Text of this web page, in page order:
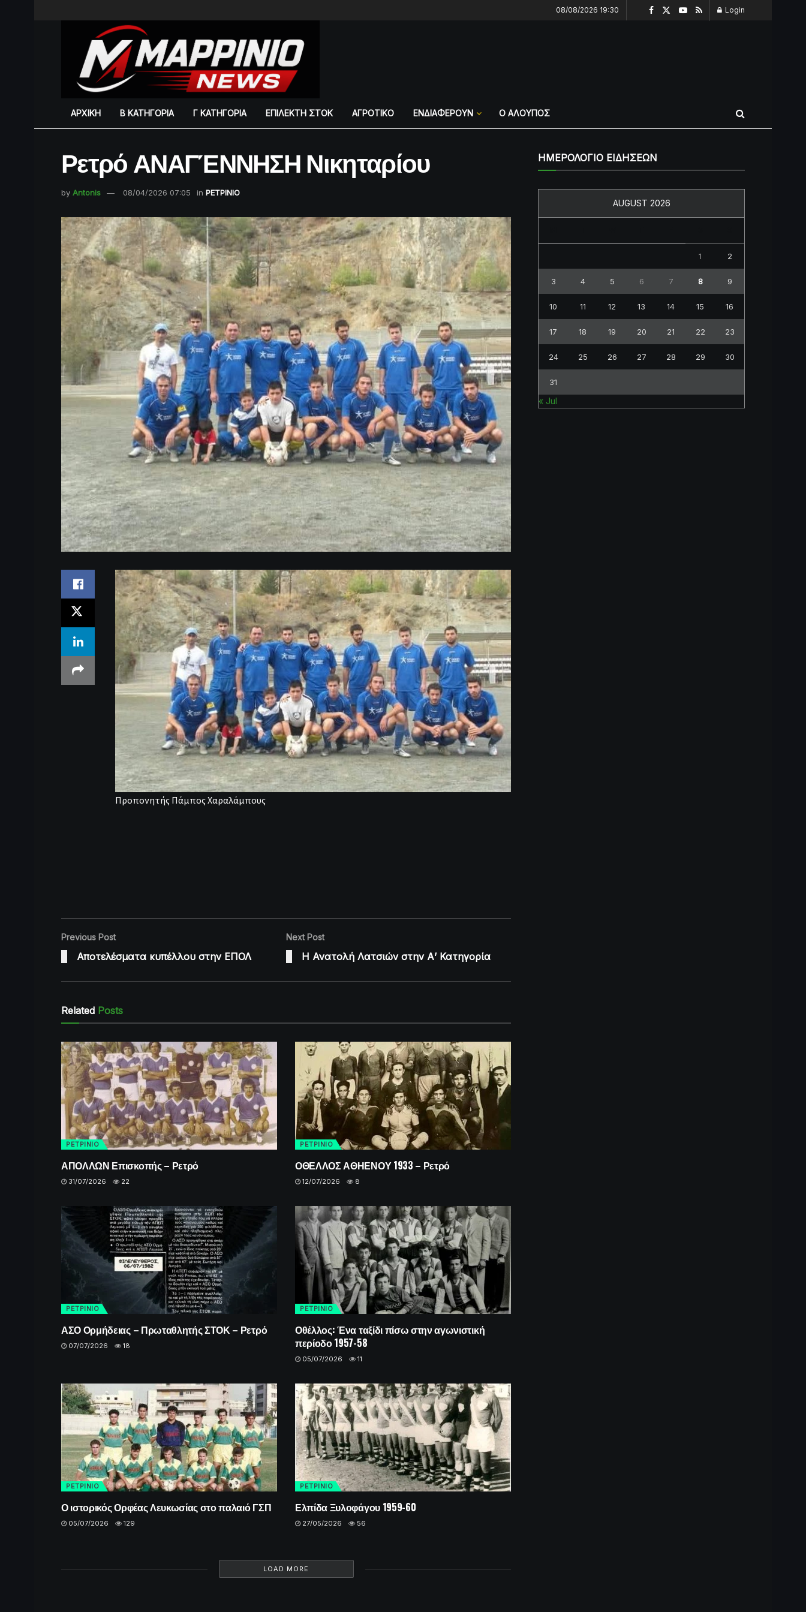
08/08/2026 19:30 Login
ΑΡΧΙΚΗ Β ΚΑΤΗΓΟΡΙΑ Γ ΚΑΤΗΓΟΡΙΑ ΕΠΙΛΕΚΤΗ ΣΤΟΚ ΑΓΡΟΤΙΚΟ ΕΝΔΙΑΦΕΡΟΥΝ Ο ΑΛΟΥΠΟΣ
Ρετρό ΑΝΑΓΈΝΝΗΣΗ Νικηταρίου
by Antonis 08/04/2026 07:05 in ΡΕΤΡINIO
Προπονητής Πάμπος Χαραλάμπους
Previous Post
Αποτελέσματα κυπέλλου στην ΕΠΟΛ
Next Post
Η Ανατολή Λατσιών στην Α’ Κατηγορία
Related Posts
ΡΕΤΡINIO
ΑΠΟΛΛΩΝ Επισκοπής – Ρετρό
31/07/2026 22
ΡΕΤΡINIO
ΟΘΕΛΛΟΣ ΑΘΗΕΝΟΥ 1933 – Ρετρό
12/07/2026 8
ΡΕΤΡINIO
ΑΣΟ Ορμήδειας – Πρωταθλητής ΣΤΟΚ – Ρετρό
07/07/2026 18
ΡΕΤΡINIO
Οθέλλος: Ένα ταξίδι πίσω στην αγωνιστική
περίοδο 1957-58
05/07/2026 11
ΡΕΤΡINIO
Ο ιστορικός Ορφέας Λευκωσίας στο παλαιό ΓΣΠ
05/07/2026 129
ΡΕΤΡINIO
Ελπίδα Ξυλοφάγου 1959-60
27/05/2026 56
LOAD MORE
ΗΜΕΡΟΛΟΓΙΟ ΕΙΔΗΣΕΩΝ
AUGUST 2026
1 2
3 4 5 6 7 8 9
10 11 12 13 14 15 16
17 18 19 20 21 22 23
24 25 26 27 28 29 30
31
« Jul